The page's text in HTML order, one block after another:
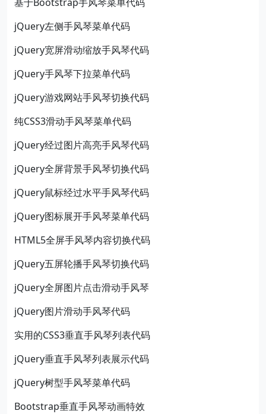
jQuery左侧手风琴菜单代码
jQuery宽屏滑动缩放手风琴代码
jQuery手风琴下拉菜单代码
jQuery游戏网站手风琴切换代码
纯CSS3滑动手风琴菜单代码
jQuery经过图片高亮手风琴代码
jQuery全屏背景手风琴切换代码
jQuery鼠标经过水平手风琴代码
jQuery图标展开手风琴菜单代码
HTML5全屏手风琴内容切换代码
jQuery五屏轮播手风琴切换代码
jQuery全屏图片点击滑动手风琴
jQuery图片滑动手风琴代码
实用的CSS3垂直手风琴列表代码
jQuery垂直手风琴列表展示代码
jQuery树型手风琴菜单代码
Bootstrap垂直手风琴动画特效